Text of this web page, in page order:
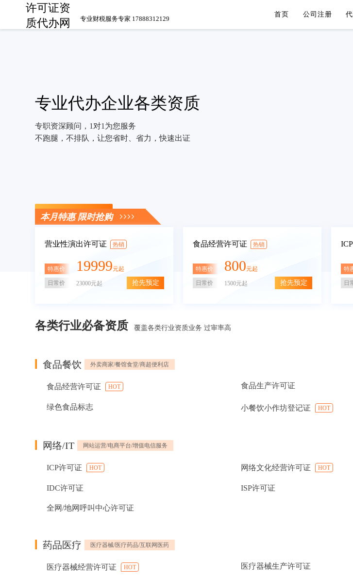
许可证资
质代办网
专业财税服务专家 17888312129
首页 公司注册
专业代办企业各类资质
专职资深顾问，1对1为您服务
不跑腿，不排队，让您省时、省力，快速出证
立即咨询
本月特惠 限时抢购
营业性演出许可证 热销
特惠价 19999元起
日常价 23000元起 抢先预定
食品经营许可证 热销
特惠价 800元起
日常价 1500元起 抢先预定
特
日
各类行业必备资质 覆盖各类行业资质业务 过审率高
食品餐饮 外卖商家/餐馆食堂/商超便利店
食品经营许可证 HOT 食品生产许可证
绿色食品标志 小餐饮小作坊登记证 HOT
网络/IT 网站运营/电商平台/增值电信服务
ICP许可证 HOT 网络文化经营许可证 HOT
IDC许可证 ISP许可证
全网/地网呼叫中心许可证
药品医疗 医疗器械/医疗药品/互联网医药
医疗器械经营许可证 HOT 医疗器械生产许可证